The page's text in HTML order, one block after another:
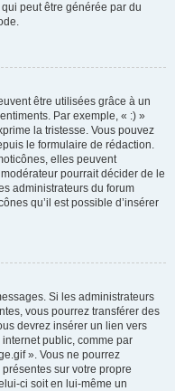
peut être générée par du
être utilisées grâce à un
Par exemple, « :) »
la tristesse. Vous pouvez
le formulaire de rédaction.
elles peuvent
pourrait décider de le
administrateurs du forum
qu’il est possible d’insérer
Si les administrateurs
vous pourrez transférer des
devrez insérer un lien vers
public, comme par
». Vous ne pourrez
sur votre propre
ci soit en lui-même un